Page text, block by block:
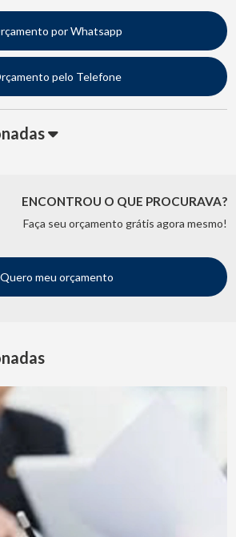
por Whatsapp
pelo Telefone
ENCONTROU O QUE PROCURAVA?
Faça seu orçamento grátis agora mesmo!
Quero meu orçamento